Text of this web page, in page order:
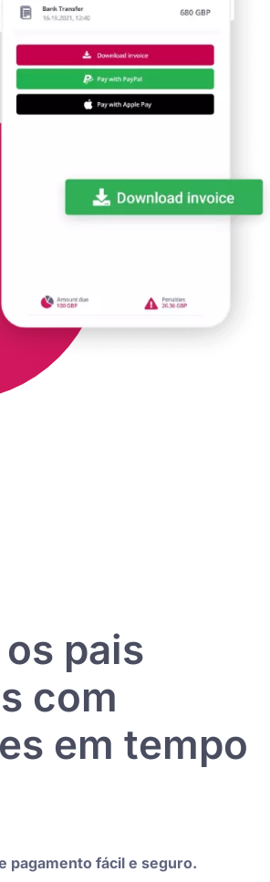
pais
com
em tempo
pagamento fácil e seguro.